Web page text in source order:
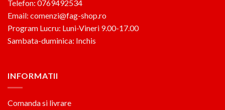
Telefon: 0769492534
Email: comenzi@fag-shop.ro
Program Lucru: Luni-Vineri 9.00-17.00
Sambata-duminica: Inchis
INFORMATII
Comanda si livrare